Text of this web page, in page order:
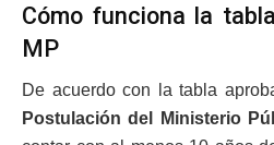
Cómo funciona la
MP
De acuerdo con la tabla
Postulación del Ministerio